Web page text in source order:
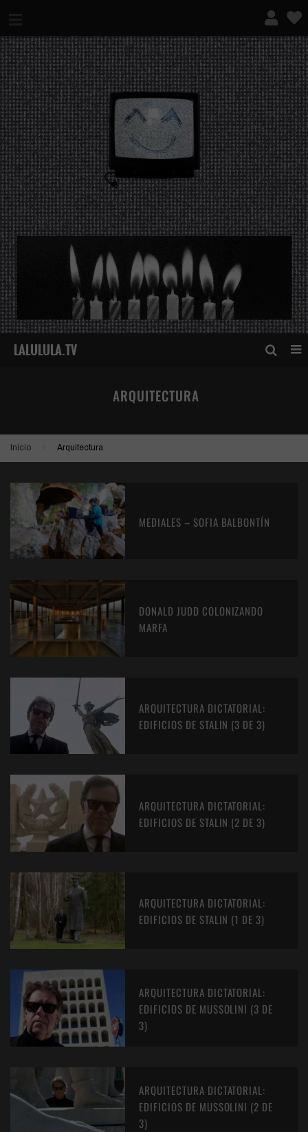
¿QUÉ ES ESTO?
ARQUITECTURA
Inicio Arquitectura
MEDIALES – SOFIA BALBONTÍN
DONALD JUDD COLONIZANDO
MARFA
ARQUITECTURA DICTATORIAL:
EDIFICIOS DE STALIN (3 DE 3)
ARQUITECTURA DICTATORIAL:
EDIFICIOS DE STALIN (2 DE 3)
ARQUITECTURA DICTATORIAL:
EDIFICIOS DE STALIN (1 DE 3)
ARQUITECTURA DICTATORIAL:
EDIFICIOS DE MUSSOLINI (3 DE
3)
ARQUITECTURA DICTATORIAL:
EDIFICIOS DE MUSSOLINI (2 DE
3)